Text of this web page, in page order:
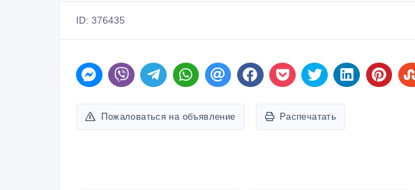
ID: 376435
Пожаловаться на объявление Распечатать